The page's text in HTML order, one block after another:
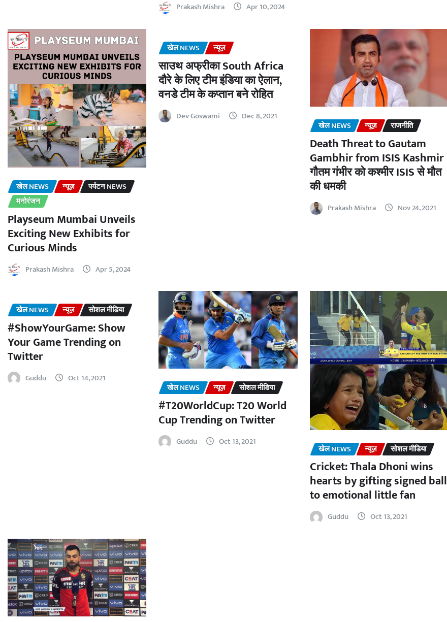
Prakash Mishra Apr 10, 2024
खेल NEWS न्यूज़
पर्यटन NEWS
मनोरंजन
Playseum Mumbai Unveils
Exciting New Exhibits for
Curious Minds
Prakash Mishra Apr 5, 2024
खेल NEWS न्यूज़
साउथ अफ्रीका South Africa
दौरे के लिए टीम इंडिया का ऐलान,
वनडे टीम के कप्तान बने रोहित
Dev Goswami Dec 8, 2021
खेल NEWS न्यूज़ राजनीति
Death Threat to Gautam
Gambhir from ISIS Kashmir
गौतम गंभीर को कश्मीर ISIS से मौत
की धमकी
Prakash Mishra Nov 24, 2021
खेल NEWS न्यूज़ सोशल मीडिया
#ShowYourGame: Show
Your Game Trending on
Twitter
Guddu Oct 14, 2021
खेल NEWS न्यूज़ सोशल मीडिया
#T20WorldCup: T20 World
Cup Trending on Twitter
Guddu Oct 13, 2021
खेल NEWS न्यूज़ सोशल मीडिया
Cricket: Thala Dhoni wins
hearts by gifting signed ball
to emotional little fan
Guddu Oct 13, 2021